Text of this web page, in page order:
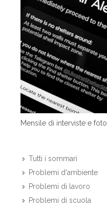
Mensile di interviste e foto
Tutti i sommari
Problemi d'ambiente
Problemi di lavoro
Problemi di scuola